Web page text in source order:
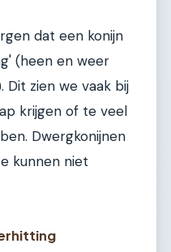
dat een konijn
(heen en weer
Dit zien we vaak bij
krijgen of te veel
Dwergkonijnen
kunnen niet